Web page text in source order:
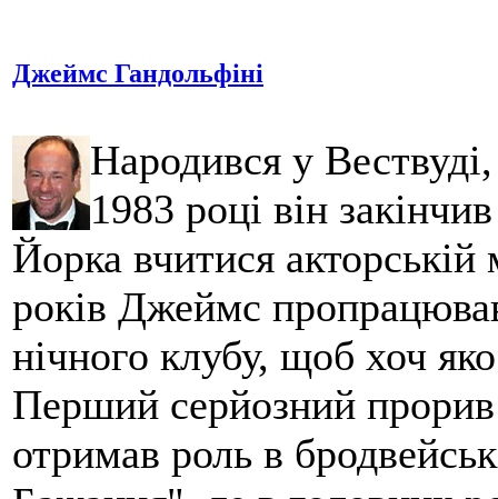
Джеймс Гандольфіні
Народився у
1983 році він
Йорка вчитися акторській
років Джеймс
нічного клубу, щоб хоч
Перший серйозний прорив
отримав роль в